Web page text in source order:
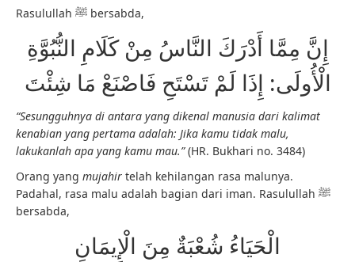
Rasulullah ﷺ bersabda,
إِنَّ مِمَّا أَدْرَكَ النَّاسُ مِنْ كَلَامِ النُّبُوَّةِ
الْأُولَى: إِذَا لَمْ تَسْتَحِ فَاصْنَعْ مَا شِئْتَ
“Sesungguhnya di antara yang dikenal manusia dari kalimat
kenabian yang pertama adalah: Jika kamu tidak malu,
lakukanlah apa yang kamu mau.”(HR. Bukhari no. 3484)
Orang yang mujahir telah kehilangan rasa malunya.
Padahal, rasa malu adalah bagian dari iman. Rasulullah ﷺ
bersabda,
الْحَيَاءُ شُعْبَةٌ مِنَ الْإِيمَانِ